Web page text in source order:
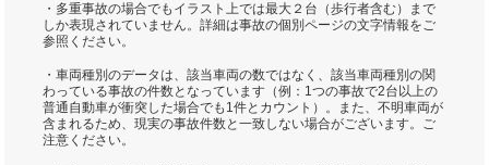
・多重事故の場合でもイラスト上では最大２台（歩行者含む）まで
しか表現されていません。詳細は事故の個別ページの文字情報をご
参照ください。
・車両種別のデータは、該当車両の数ではなく、該当車両種別の関
わっている事故の件数となっています（例：1つの事故で2台以上の
普通自動車が衝突した場合でも1件とカウント）。また、不明車両が
含まれるため、現実の事故件数と一致しない場合がございます。ご
注意ください。